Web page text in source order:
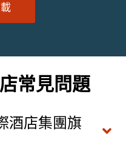
常見問題
酒店集團旗